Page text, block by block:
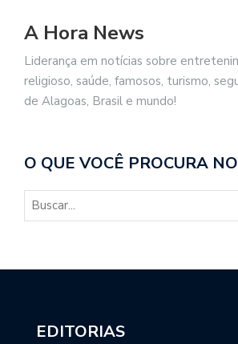
A Hora News
Liderança em notícias sobre
religioso, saúde, famosos, turismo,
de Alagoas, Brasil e mundo!
O QUE VOCÊ PROCURA
EDITORIAS